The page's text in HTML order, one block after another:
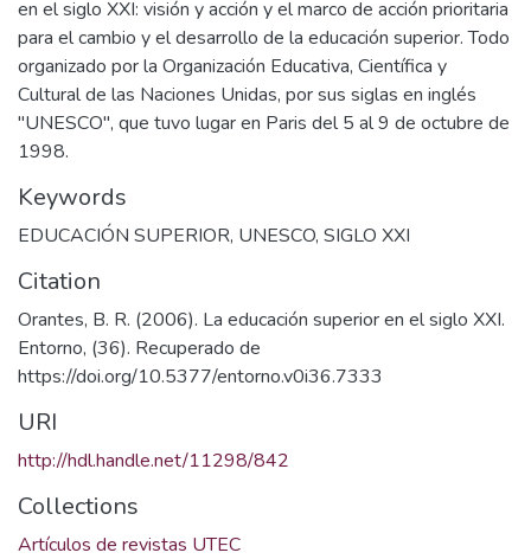
en el siglo XXI: visión y acción y el marco de acción prioritaria
para el cambio y el desarrollo de la educación superior. Todo
organizado por la Organización Educativa, Científica y
Cultural de las Naciones Unidas, por sus siglas en inglés
"UNESCO", que tuvo lugar en Paris del 5 al 9 de octubre de
1998.
Keywords
EDUCACIÓN SUPERIOR, UNESCO, SIGLO XXI
Citation
Orantes, B. R. (2006). La educación superior en el siglo XXI.
Entorno, (36). Recuperado de
https://doi.org/10.5377/entorno.v0i36.7333
URI
http://hdl.handle.net/11298/842
Collections
Artículos de revistas UTEC